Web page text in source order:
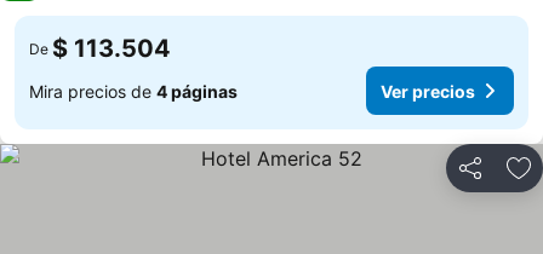
De $ 113.504
Mira precios de 4 páginas Ver precios
Compartir